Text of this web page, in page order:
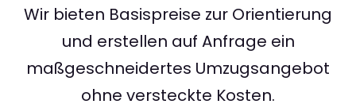
Wir bieten Basispreise zur Orientierung
und erstellen auf Anfrage ein
maßgeschneidertes Umzugsangebot
ohne versteckte Kosten.